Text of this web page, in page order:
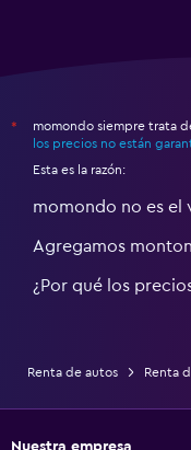
*
momondo siempre trata
los precios no están
Esta es la razón:
momondo no es el
Agregamos
¿Por qué los
Renta de autos Renta